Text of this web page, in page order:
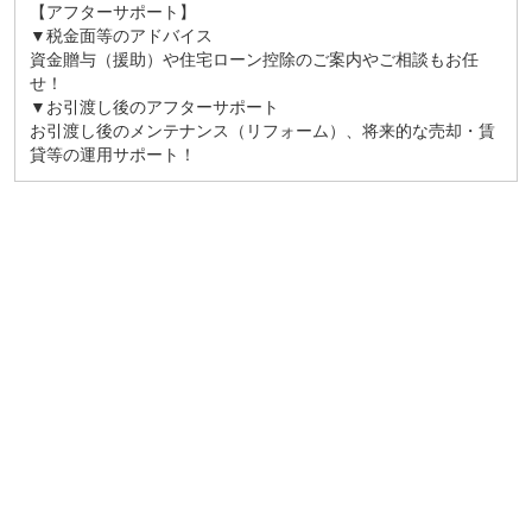
【アフターサポート】
▼税金面等のアドバイス
資金贈与（援助）や住宅ローン控除のご案内やご相談もお任
せ！
▼お引渡し後のアフターサポート
お引渡し後のメンテナンス（リフォーム）、将来的な売却・賃
貸等の運用サポート！